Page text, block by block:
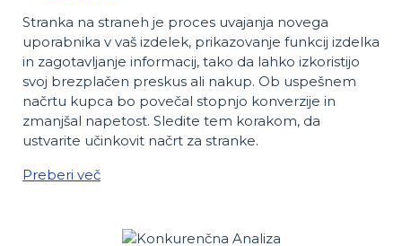
Stranka na straneh je proces uvajanja novega
uporabnika v vaš izdelek, prikazovanje funkcij izdelka
in zagotavljanje informacij, tako da lahko izkoristijo
svoj brezplačen preskus ali nakup. Ob uspešnem
načrtu kupca bo povečal stopnjo konverzije in
zmanjšal napetost. Sledite tem korakom, da
ustvarite učinkovit načrt za stranke.
Preberi več